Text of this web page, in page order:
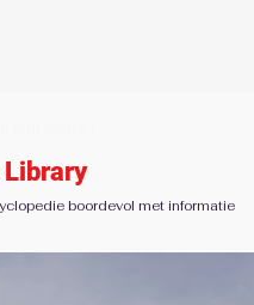
Library
boordevol met informatie